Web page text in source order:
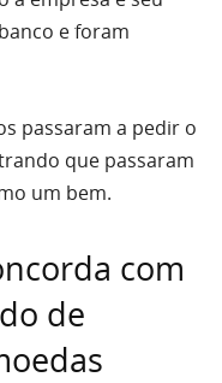
e foram
passaram a pedir o
que passaram
um bem.
com
de